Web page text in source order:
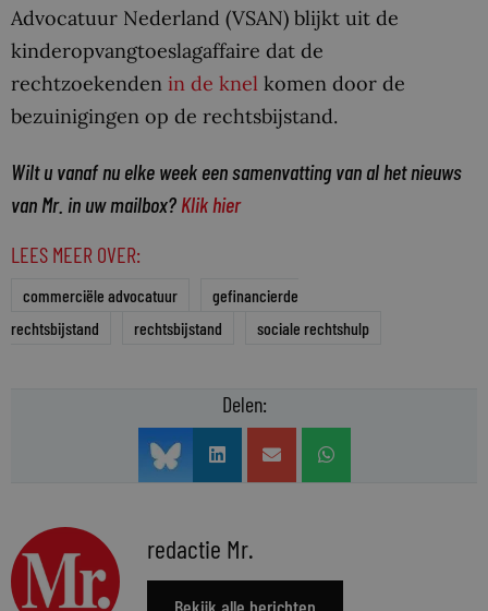
Advocatuur Nederland (VSAN) blijkt uit de
kinderopvangtoeslagaffaire dat de
rechtzoekenden in de knel komen door de
bezuinigingen op de rechtsbijstand.
Wilt u vanaf nu elke week een samenvatting van al het nieuws
van Mr. in uw mailbox? Klik hier
LEES MEER OVER:
commerciële advocatuur
gefinancierde
rechtsbijstand
rechtsbijstand sociale rechtshulp
Delen:
redactie Mr.